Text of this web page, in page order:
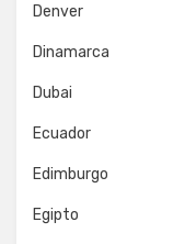
Denver
Dinamarca
Dubai
Ecuador
Edimburgo
Egipto